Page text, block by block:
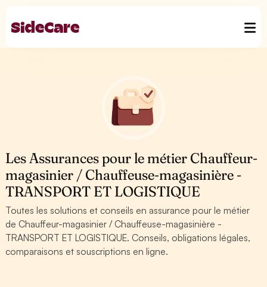
Les Assurances pour le métier Chauffeur-
magasinier / Chauffeuse-magasinière -
TRANSPORT ET LOGISTIQUE
Toutes les solutions et conseils en assurance pour le métier
de Chauffeur-magasinier / Chauffeuse-magasinière -
TRANSPORT ET LOGISTIQUE. Conseils, obligations légales,
comparaisons et souscriptions en ligne.